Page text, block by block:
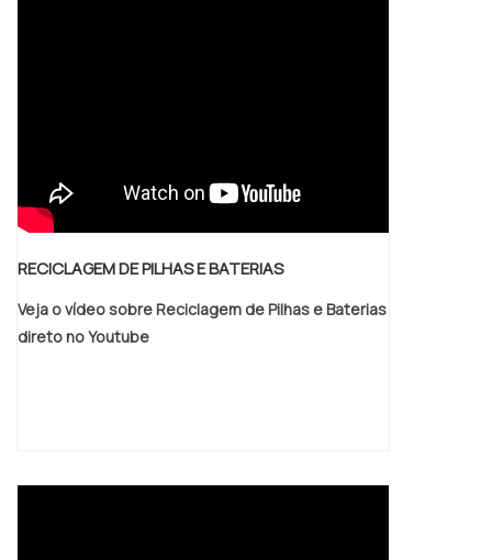
RECICLAGEM DE PILHAS E BATERIAS
Veja o vídeo sobre Reciclagem de Pilhas e Baterias
direto no Youtube